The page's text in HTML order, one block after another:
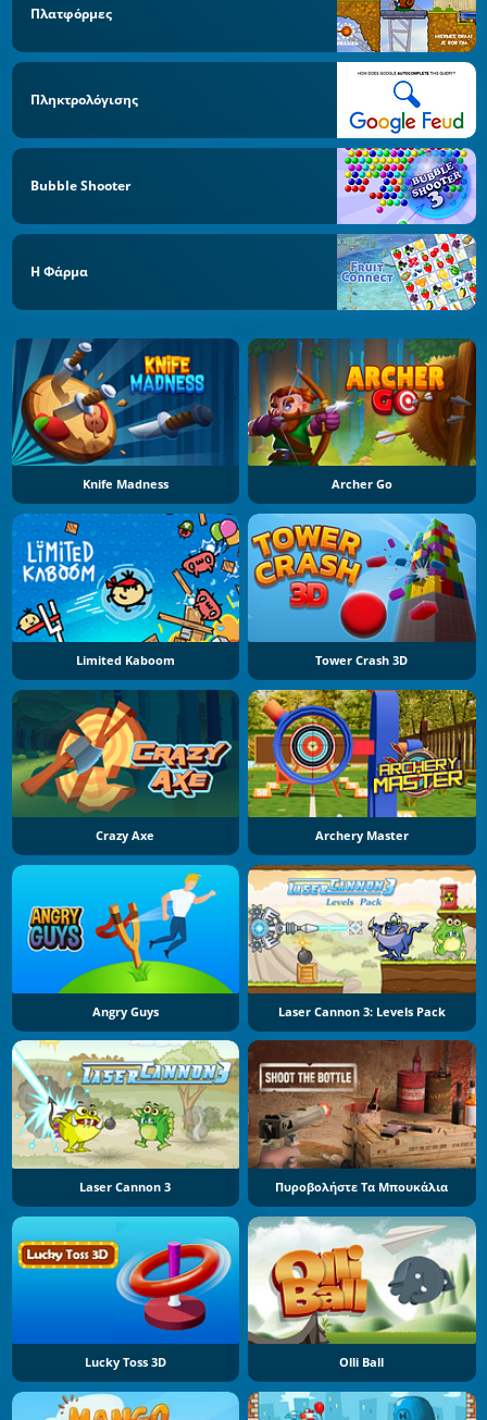
Πλατφόρμες
Πληκτρολόγισης
Bubble Shooter
Η Φάρμα
Knife Madness Archer Go
Limited Kaboom Tower Crash 3D
Crazy Axe Archery Master
Angry Guys Laser Cannon 3: Levels Pack
Laser Cannon 3 Πυροβολήστε Τα Μπουκάλια
Lucky Toss 3D Olli Ball